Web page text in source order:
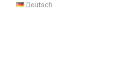
Deutsch